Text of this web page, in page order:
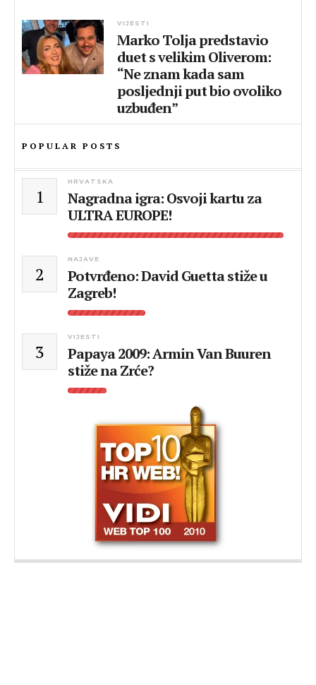
VIJESTI
Marko Tolja predstavio
duet s velikim Oliverom:
“Ne znam kada sam
posljednji put bio ovoliko
uzbuđen”
POPULAR POSTS
1
HRVATSKA
Nagradna igra: Osvoji kartu za
ULTRA EUROPE!
2
NAJAVE
Potvrđeno: David Guetta stiže u
Zagreb!
3
VIJESTI
Papaya 2009: Armin Van Buuren
stiže na Zrće?